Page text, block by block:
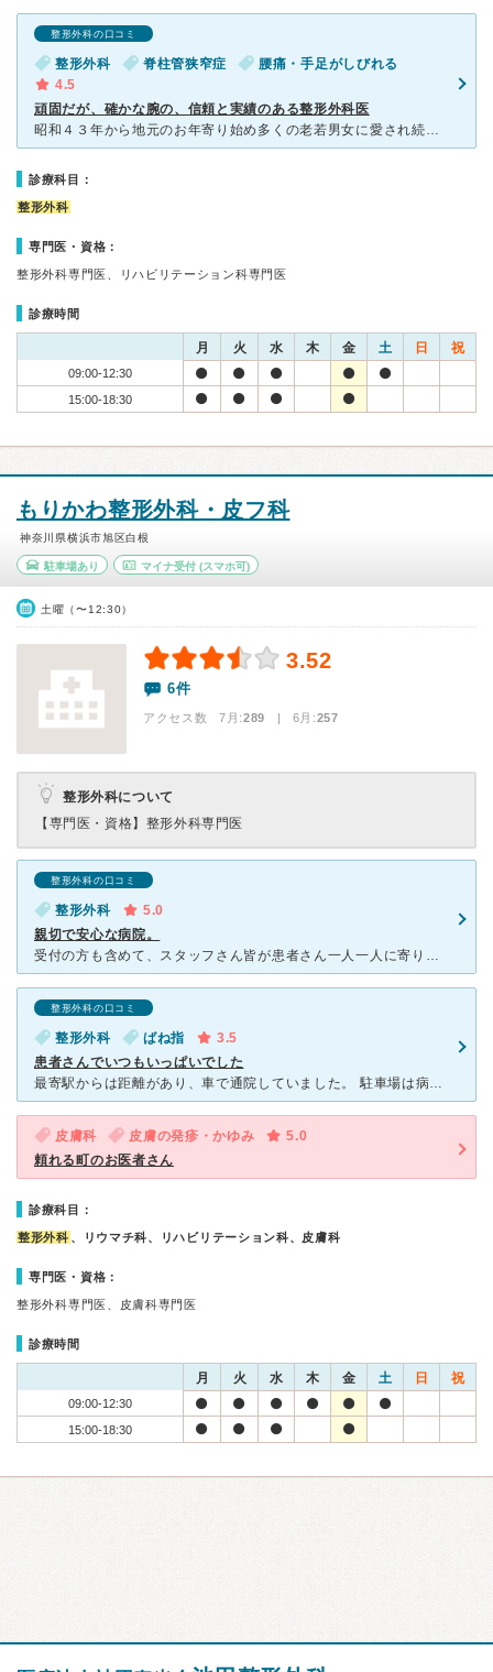
整形外科の口コミ
整形外科 脊柱管狭窄症
腰痛・手足がしびれる
4.5
頑固だが、確かな腕の、信頼と実績のある整形外科医
昭和４３年から地元のお年寄り始め多くの老若男女に愛され続けている、医院長が一人でやっている整形外科です。初めてこちらを訪れたのが１年程前でしたが、それまで様々な病院で診察治療を受けてきたものの、なかな
診療科目：
整形外科
専門医・資格：
整形外科専門医、リハビリテーション科専門医
診療時間
月 火 水 木 金 土 日 祝
09:00-12:30
15:00-18:30
もりかわ整形外科・皮フ科
神奈川県横浜市旭区白根
駐車場あり マイナ受付(スマホ可)
土曜（〜12:30）
3.52
6件
アクセス数 7月:289 | 6月:257
整形外科について
【専門医・資格】 整形外科専門医
整形外科の口コミ
整形外科
5.0
親切で安心な病院。
受付の方も含めて、スタッフさん皆が患者さん一人一人に寄り添った対応をしてくれると感じました。高齢の方への対応などを見ているとほっこりします。院長先生の対応も、話し方は単調に聞こえますが、辛い症状を訴え
整形外科の口コミ
整形外科 ばね指
3.5
患者さんでいつもいっぱいでした
最寄駅からは距離があり、車で通院していました。 駐車場は病院横と、歩いてすぐの所、２ヶ所ありました。 バネ指になってしまい、通院していました。 男性の先生は、少し話しずらいかな、、と 思ってし
皮膚科 皮膚の発疹・かゆみ
5.0
頼れる町のお医者さん
診療科目：
整形外科 、リウマチ科、リハビリテーション科、皮膚科
専門医・資格：
整形外科専門医、皮膚科専門医
診療時間
月 火 水 木 金 土 日 祝
09:00-12:30
15:00-18:30